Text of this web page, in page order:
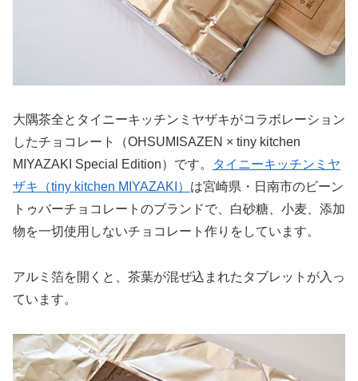
大隅茶全とタイニーキッチンミヤザキがコラボレーション
したチョコレート（OHSUMISAZEN × tiny kitchen
MIYAZAKI Special Edition）です。
タイニーキッチンミヤ
ザキ（tiny kitchen MIYAZAKI） は宮崎県・日南市のビーン
トゥバーチョコレートのブランドで、白砂糖、小麦、添加
物を一切使用しないチョコレート作りをしています。
アルミ箔を開くと、茶葉が混ぜ込まれたタブレットが入っ
ています。